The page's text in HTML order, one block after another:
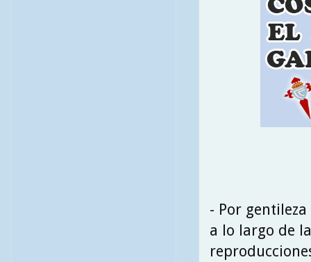
- Por
a lo largo de